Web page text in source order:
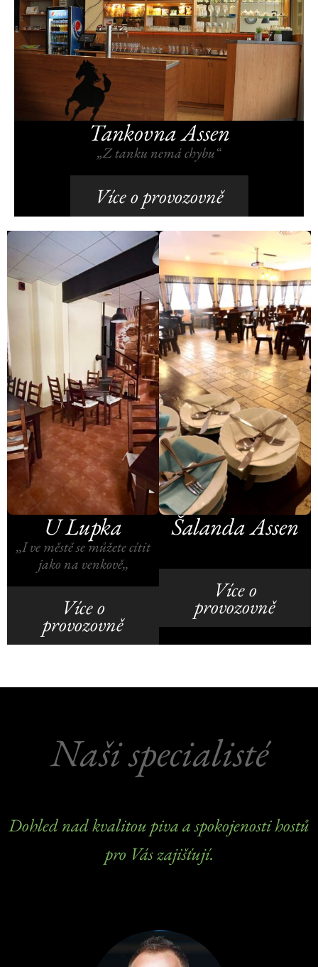
Tankovna Assen
„Z tanku nemá chybu“
Více o provozovně
U Lupka
,,I ve městě se můžete cítit
jako na venkově,,
Více o
provozovně
Šalanda Assen
Více o
provozovně
Naši specialisté
Dohled nad kvalitou piva a spokojenosti hostů
pro Vás zajišťují.